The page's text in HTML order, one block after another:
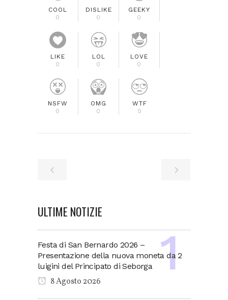
COOL
0
DISLIKE
0
GEEKY
0
LIKE
0
LOL
0
LOVE
0
NSFW
0
OMG
0
WTF
0
ULTIME NOTIZIE
Festa di San Bernardo 2026 –
Presentazione della nuova moneta da 2
luigini del Principato di Seborga
8 Agosto 2026